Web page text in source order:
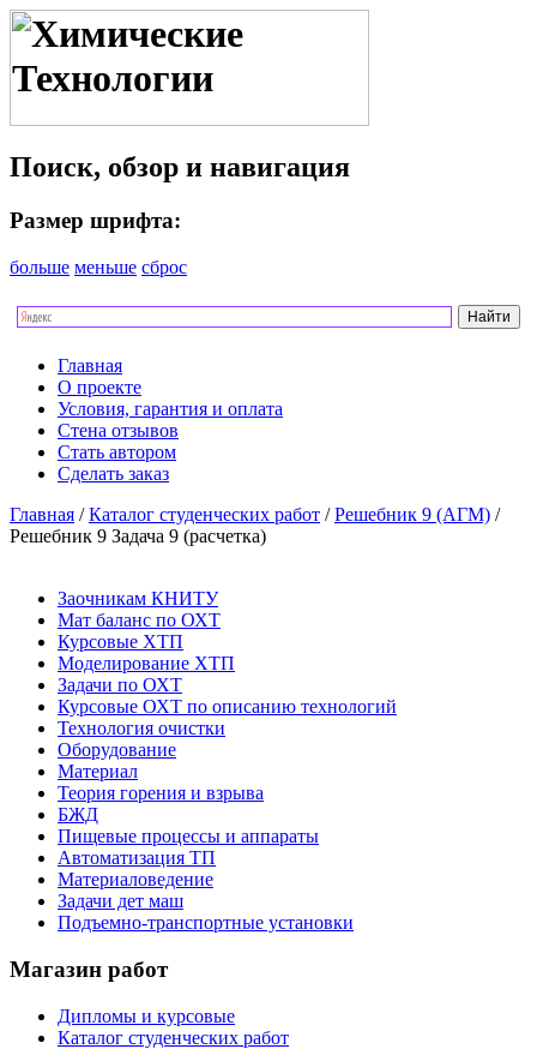
Поиск, обзор и навигация
Размер шрифта:
больше меньше сброс
Главная
О проекте
Условия, гарантия и оплата
Стена отзывов
Стать автором
Сделать заказ
Главная /Каталог студенческих работ /Решебник 9 (АГМ) /
Решебник 9 Задача 9 (расчетка)
Заочникам КНИТУ
Мат баланс по ОХТ
Курсовые ХТП
Моделирование ХТП
Задачи по ОХТ
Курсовые ОХТ по описанию технологий
Технология очистки
Оборудование
Материал
Теория горения и взрыва
БЖД
Пищевые процессы и аппараты
Автоматизация ТП
Материаловедение
Задачи дет маш
Подъемно-транспортные установки
Магазин работ
Дипломы и курсовые
Каталог студенческих работ